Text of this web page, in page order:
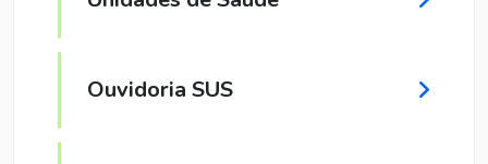
Ouvidoria SUS